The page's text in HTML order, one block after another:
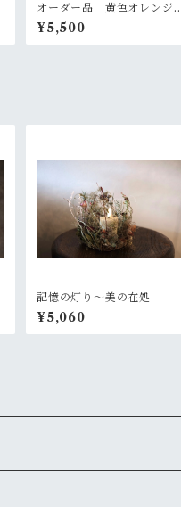
オーダー品 黄色オレンジ
の大きめスワッグ
¥5,500
記憶の灯り〜美の在処
¥5,060